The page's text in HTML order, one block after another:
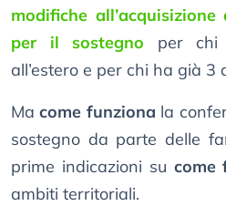
modifiche
per il sostegno per chi
all’estero e per chi ha già 3
Macome funziona la
sostegno da parte delle
prime indicazioni su come
ambiti territoriali.